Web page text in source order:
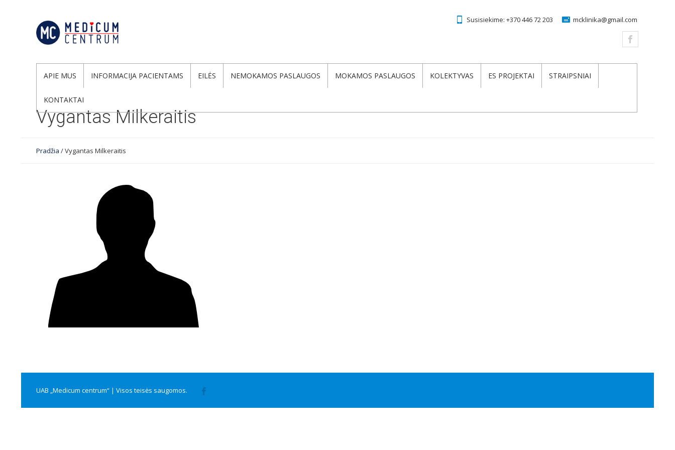
Susisiekime: +370 446 72 203 mcklinika@gmail.com
APIE MUS INFORMACIJA PACIENTAMS EILĖS NEMOKAMOS PASLAUGOS MOKAMOS PASLAUGOS KOLEKTYVAS ES PROJEKTAI STRAIPSNIAI
KONTAKTAI
Vygantas Milkeraitis
Pradžia /Vygantas Milkeraitis
UAB „Medicum centrum“ | Visos teisės saugomos.